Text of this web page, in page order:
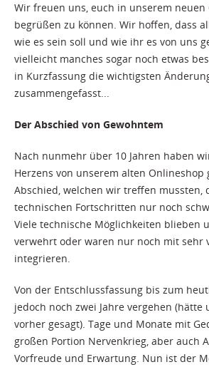
Wir freuen uns, euch in unserem neuen
begrüßen zu können. Wir hoffen, dass
wie es sein soll und wie ihr es von uns
vielleicht manches sogar noch etwas
in Kurzfassung die wichtigsten
zusammengefasst...
Der Abschied von Gewohntem
Nach nunmehr über 10 Jahren haben
Herzens von unserem alten Onlineshop
Abschied, welchen wir treffen mussten,
technischen Fortschritten nur noch
Viele technische Möglichkeiten blieben
verwehrt oder waren nur noch mit sehr
integrieren.
Von der Entschlussfassung bis zum
jedoch noch zwei Jahre vergehen (hätte
vorher gesagt). Tage und Monate mit
großen Portion Nervenkrieg, aber auch
Vorfreude und Erwartung. Nun ist der